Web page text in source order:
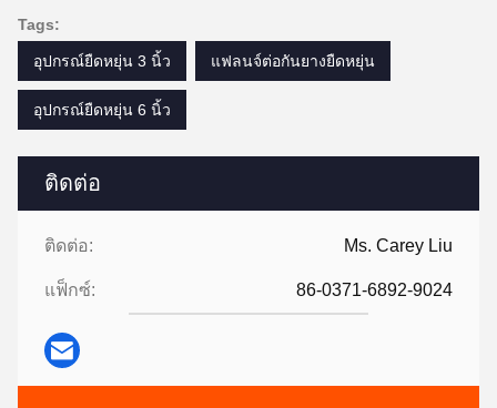
ติดต่อ
ติดต่อ: Ms. Carey Liu
แฟ็กซ์: 86-0371-6892-9024
Tags:
อุปกรณ์ยืดหยุ่น 3 นิ้ว แฟลนจ์ต่อกันยางยืดหยุ่น
อุปกรณ์ยืดหยุ่น 6 นิ้ว